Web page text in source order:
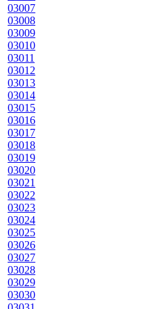
03007
03008
03009
03010
03011
03012
03013
03014
03015
03016
03017
03018
03019
03020
03021
03022
03023
03024
03025
03026
03027
03028
03029
03030